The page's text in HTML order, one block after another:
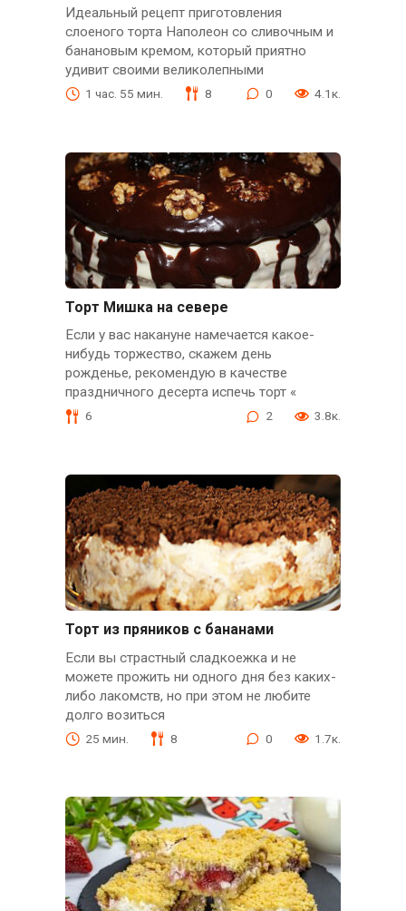
Идеальный рецепт приготовления
слоеного торта Наполеон со сливочным и
банановым кремом, который приятно
удивит своими великолепными
1 час. 55 мин. 8 0 4.1к.
Торт Мишка на севере
Если у вас накануне намечается какое-
нибудь торжество, скажем день
рожденье, рекомендую в качестве
праздничного десерта испечь торт «
6 2 3.8к.
Торт из пряников с бананами
Если вы страстный сладкоежка и не
можете прожить ни одного дня без каких-
либо лакомств, но при этом не любите
долго возиться
25 мин. 8 0 1.7к.